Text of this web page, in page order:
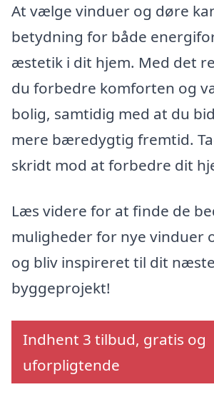
At vælge vinduer og døre
betydning for både
æstetik i dit hjem. Med det
du forbedre komforten og
bolig, samtidig med at du
mere bæredygtig fremtid.
skridt mod at forbedre dit
Læs videre for at finde de
muligheder for nye vinduer
og bliv inspireret til dit næste
byggeprojekt!
Indhent 3 tilbud, gratis og
uforpligtende